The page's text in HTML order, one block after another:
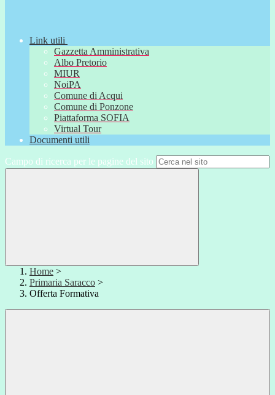
Link utili
Gazzetta Amministrativa
Albo Pretorio
MIUR
NoiPA
Comune di Acqui
Comune di Ponzone
Piattaforma SOFIA
Virtual Tour
Documenti utili
Campo di ricerca per le pagine del sito
Home >
Primaria Saracco >
Offerta Formativa